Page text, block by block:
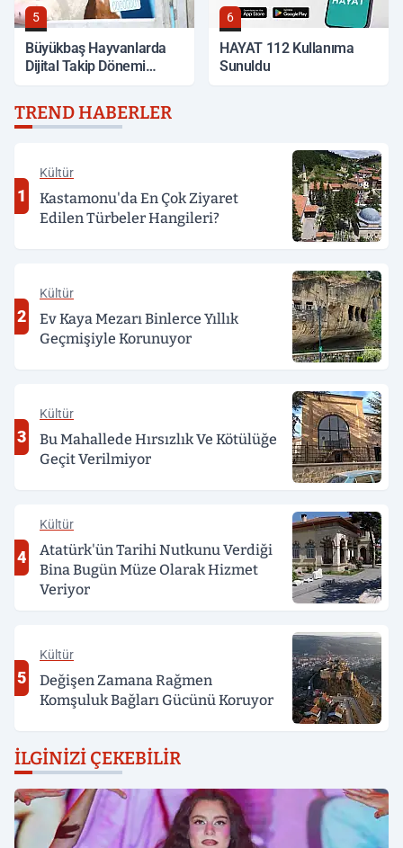
5
Büyükbaş Hayvanlarda
Dijital Takip Dönemi
6
HAYAT 112 Kullanıma
Sunuldu
TREND HABERLER
1
Kültür
Kastamonu'da En Çok Ziyaret
Edilen Türbeler Hangileri?
2
Kültür
Ev Kaya Mezarı Binlerce Yıllık
Geçmişiyle Korunuyor
3
Kültür
Bu Mahallede Hırsızlık Ve Kötülüğe
Geçit Verilmiyor
4
Kültür
Atatürk'ün Tarihi Nutkunu Verdiği
Bina Bugün Müze Olarak Hizmet
Veriyor
5
Kültür
Değişen Zamana Rağmen
Komşuluk Bağları Gücünü Koruyor
İLGINIZI ÇEKEBILIR